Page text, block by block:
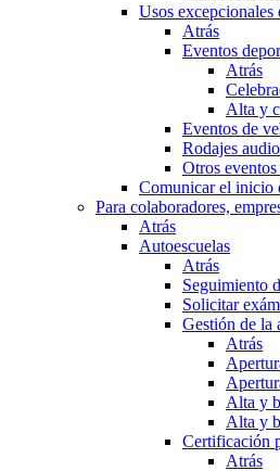
Usos excepcionales
Atrás
Eventos
Atrás
Alta y
Eventos de
Rodajes
Otros
Comunicar el inicio
Para colaboradores,
Atrás
Autoescuelas
Atrás
Seguimiento
Solicitar
Gestión de la
Atrás
Alta y
Alta y
Certificación
Atrás